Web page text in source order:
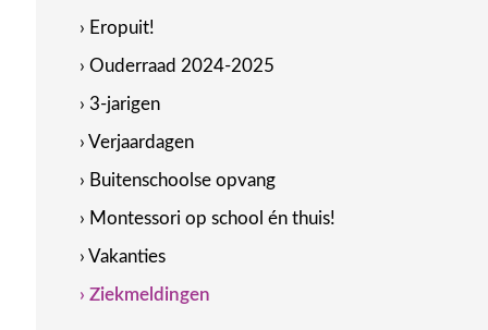
› Eropuit!
› Ouderraad 2024-2025
› 3-jarigen
› Verjaardagen
› Buitenschoolse opvang
› Montessori op school én thuis!
› Vakanties
› Ziekmeldingen